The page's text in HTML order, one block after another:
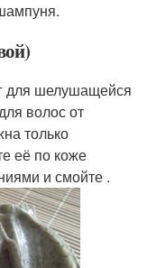
для шелушащейся
волос от
только
её по коже
и смойте .